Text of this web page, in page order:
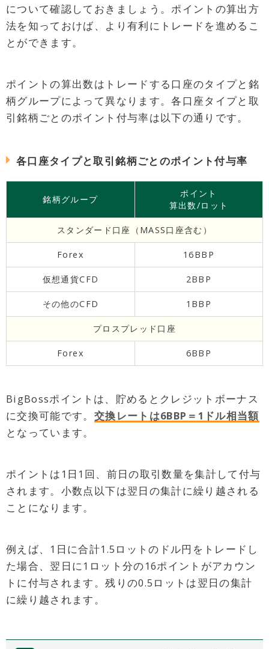
について確認しておきましょう。ポイントの算出方
法を知っておけば、より有利にトレードを進めるこ
とができます。
ポイントの算出数はトレードする口座のタイプと銘
柄グループによって異なります。各口座タイプと取
引銘柄ごとのポイント付与率は以下の通りです。
各口座タイプと取引銘柄ごとのポイント付与率
銘柄グループ
ポイント
算出数/ロット
スタンダード口座（MASS口座含む）
Forex 16BBP
仮想通貨CFD 2BBP
その他のCFD 1BBP
プロスプレッド口座
Forex 6BBP
BigBossポイントは、貯めるとクレジットボーナス
に交換可能です。 交換レートは6BBP＝1ドル相当額
となっています。
ポイントは1日1回、前日の取引数量を集計して付与
されます。小数点以下は翌日の集計に繰り越される
ことになります。
例えば、1日に合計1.5ロットのドル円をトレードし
た場合、翌日に1ロット分の16ポイントがアカウン
トに付与されます。残りの0.5ロットは翌日の集計
に繰り越されます。